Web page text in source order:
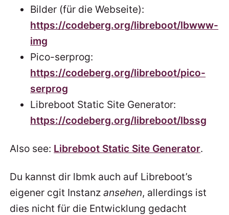
Bilder (für die Webseite):
https://codeberg.org/libreboot/lbwww-
img
Pico-serprog:
https://codeberg.org/libreboot/pico-
serprog
Libreboot Static Site Generator:
https://codeberg.org/libreboot/lbssg
Also see: Libreboot Static Site Generator.
Du kannst dir lbmk auch auf Libreboot’s
eigener cgit Instanzansehen, allerdings ist
dies nicht für die Entwicklung gedacht